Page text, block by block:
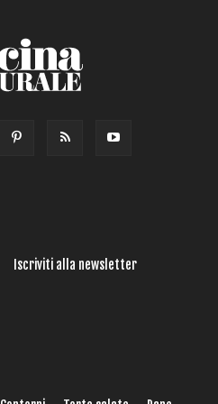
Iscriviti alla newsletter